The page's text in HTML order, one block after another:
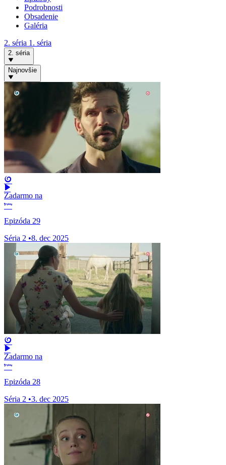
Podrobnosti
Obsadenie
Galéria
2. séria 1. séria
2. séria
Najnovšie
Zadarmo na
Epizóda 29
Séria 2 •8. dec 2025
Zadarmo na
Epizóda 28
Séria 2 •3. dec 2025